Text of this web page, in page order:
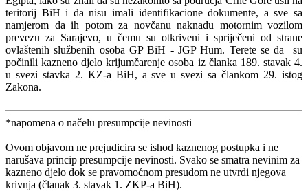
teritorij BiH i da nisu imali identifikacione dokumente, a sve sa
namjerom da ih potom za novčanu naknadu motornim vozilom
prevezu za Sarajevo, u čemu su otkriveni i spriječeni od strane
ovlaštenih službenih osoba GP BiH - JGP Hum. Terete se da su
počinili kazneno djelo krijumčarenje osoba iz članka 189. stavak 4.
u svezi stavka 2. KZ-a BiH, a sve u svezi sa člankom 29. istog
Zakona.
*napomena o načelu presumpcije nevinosti
Ovom objavom ne prejudicira se ishod kaznenog postupka i ne
narušava princip presumpcije nevinosti. Svako se smatra nevinim za
kazneno djelo dok se pravomoćnom presudom ne utvrdi njegova
krivnja (članak 3. stavak 1. ZKP-a BiH).